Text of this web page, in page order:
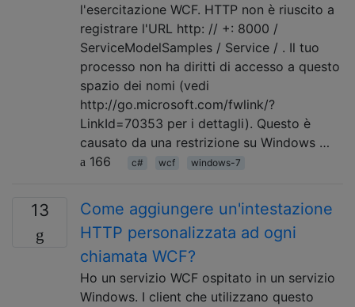
l'esercitazione WCF. HTTP non è riuscito a
registrare l'URL http: // +: 8000 /
ServiceModelSamples / Service / . Il tuo
processo non ha diritti di accesso a questo
spazio dei nomi (vedi
http://go.microsoft.com/fwlink/?
LinkId=70353 per i dettagli). Questo è
causato da una restrizione su Windows …
166
c# wcf windows-7
13
Come aggiungere un'intestazione
HTTP personalizzata ad ogni
chiamata WCF?
Ho un servizio WCF ospitato in un servizio
Windows. I client che utilizzano questo